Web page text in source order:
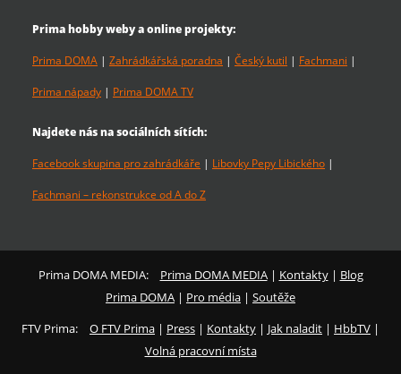
Prima hobby weby a online projekty:
Prima DOMA | Zahrádkářská poradna | Český kutil | Fachmani |
Prima nápady | Prima DOMA TV
Najdete nás na sociálních sítích:
Facebook skupina pro zahrádkáře | Libovky Pepy Libického |
Fachmani – rekonstrukce od A do Z
Prima DOMA MEDIA: Prima DOMA MEDIA| Kontakty| Blog
Prima DOMA | Pro média | Soutěže
FTV Prima:
O FTV Prima | Press | Kontakty | Jak naladit | HbbTV |
Volná pracovní místa